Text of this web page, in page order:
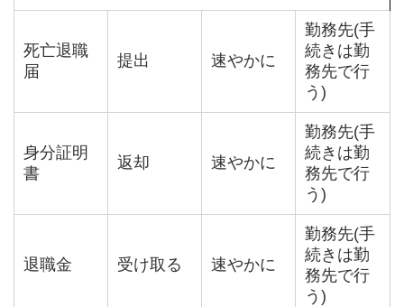
死亡退職
届
提出 速やかに
勤務先(手
続きは勤
務先で行
う)
身分証明
書
返却 速やかに
勤務先(手
続きは勤
務先で行
う)
退職金 受け取る 速やかに
勤務先(手
続きは勤
務先で行
う)